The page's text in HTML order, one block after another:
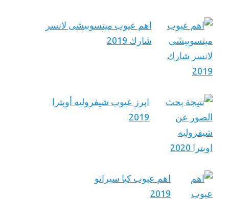
اهم عيوب ميتسوبيشى لانسر
شارك 2019
ابرز عيوب شيفروليه أوبترا
2019
اهم عيوب كيا سيراتو
2019